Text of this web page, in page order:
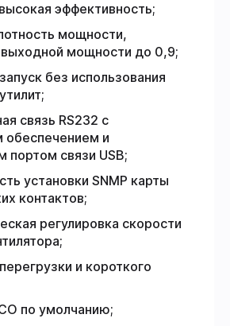
эффективность;
мощности,
мощности до 0,9;
без использования
связь RS232 с
и
портом связи USB;
установки SNMP карты
контактов;
регулировка скорости
и короткого
по умолчанию;